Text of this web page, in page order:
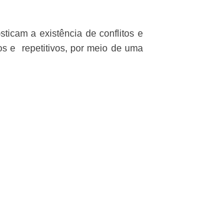
a existência de conflitos e
e repetitivos, por meio de uma